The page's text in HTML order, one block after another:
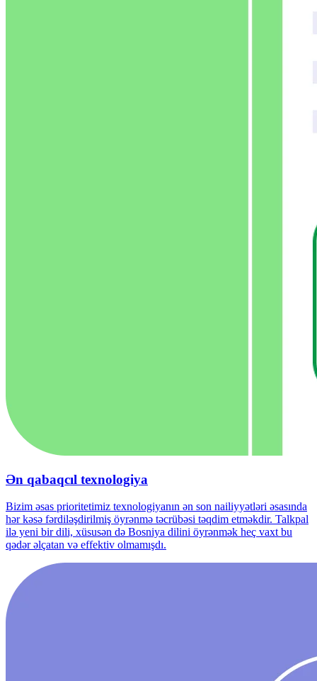
Ən qabaqcıl texnologiya
Bizim əsas prioritetimiz texnologiyanın ən son nailiyyətləri əsasında
hər kəsə fərdiləşdirilmiş öyrənmə təcrübəsi təqdim etməkdir. Talkpal
ilə yeni bir dili, xüsusən də Bosniya dilini öyrənmək heç vaxt bu
qədər əlçatan və effektiv olmamışdı.